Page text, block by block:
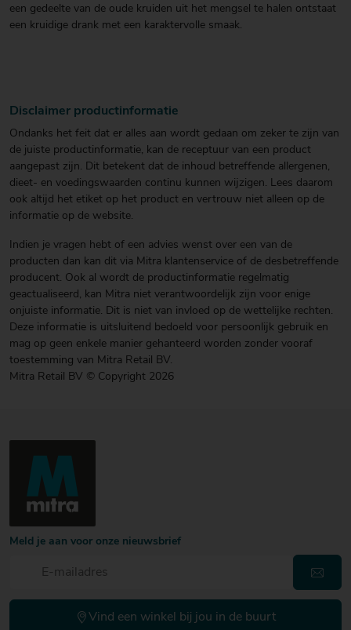
een gedeelte van de oude kruiden uit het mengsel te halen ontstaat
een kruidige drank met een karaktervolle smaak.
Disclaimer productinformatie
Ondanks het feit dat er alles aan wordt gedaan om zeker te zijn van
de juiste productinformatie, kan de receptuur van een product
aangepast zijn. Dit betekent dat de inhoud betreffende allergenen,
dieet- en voedingswaarden continu kunnen wijzigen. Lees daarom
ook altijd het etiket op het product en vertrouw niet alleen op de
informatie op de website.
Indien je vragen hebt of een advies wenst over een van de
producten dan kan dit via Mitra klantenservice of de desbetreffende
producent. Ook al wordt de productinformatie regelmatig
geactualiseerd, kan Mitra niet verantwoordelijk zijn voor enige
onjuiste informatie. Dit is niet van invloed op de wettelijke rechten.
Deze informatie is uitsluitend bedoeld voor persoonlijk gebruik en
mag op geen enkele manier gehanteerd worden zonder vooraf
toestemming van Mitra Retail BV.
Mitra Retail BV © Copyright 2026
Meld je aan voor onze nieuwsbrief
Vind een winkel bij jou in de buurt